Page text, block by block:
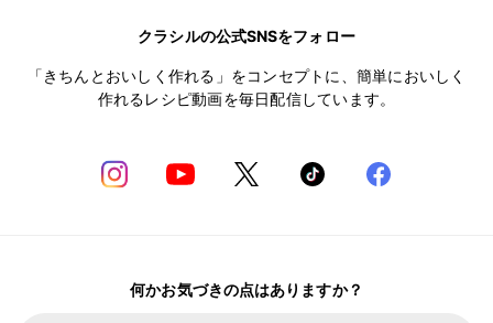
クラシルの公式SNSをフォロー
「きちんとおいしく作れる」をコンセプトに、簡単においしく
作れるレシピ動画を毎日配信しています。
何かお気づきの点はありますか？